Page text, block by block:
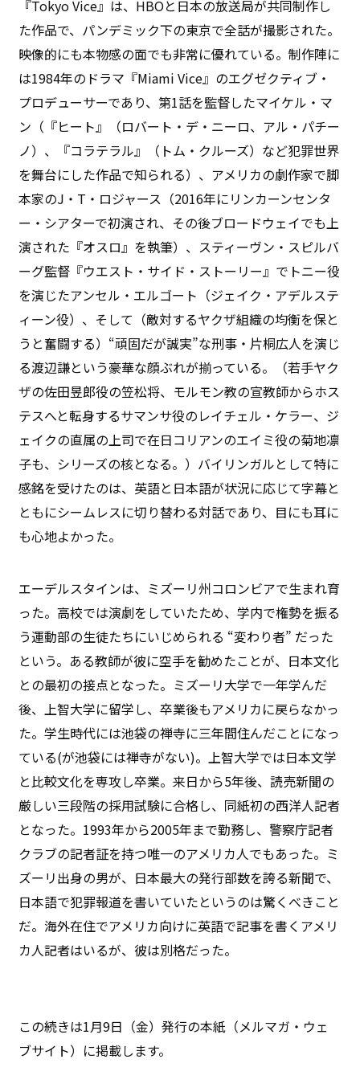
『Tokyo Vice』は、HBOと日本の放送局が共同制作し
た作品で、パンデミック下の東京で全話が撮影された。
映像的にも本物感の面でも非常に優れている。制作陣に
は1984年のドラマ『Miami Vice』のエグゼクティブ・
プロデューサーであり、第1話を監督したマイケル・マ
ン（『ヒート』（ロバート・デ・ニーロ、アル・パチー
ノ）、『コラテラル』（トム・クルーズ）など犯罪世界
を舞台にした作品で知られる）、アメリカの劇作家で脚
本家のJ・T・ロジャース（2016年にリンカーンセンタ
ー・シアターで初演され、その後ブロードウェイでも上
演された『オスロ』を執筆）、スティーヴン・スピルバ
ーグ監督『ウエスト・サイド・ストーリー』でトニー役
を演じたアンセル・エルゴート（ジェイク・アデルステ
ィーン役）、そして（敵対するヤクザ組織の均衡を保と
うと奮闘する）“頑固だが誠実”な刑事・片桐広人を演じ
る渡辺謙という豪華な顔ぶれが揃っている。（若手ヤク
ザの佐田昱郎役の笠松将、モルモン教の宣教師からホス
テスへと転身するサマンサ役のレイチェル・ケラー、ジ
ェイクの直属の上司で在日コリアンのエイミ役の菊地凛
子も、シリーズの核となる。）バイリンガルとして特に
感銘を受けたのは、英語と日本語が状況に応じて字幕と
ともにシームレスに切り替わる対話であり、目にも耳に
も心地よかった。
エーデルスタインは、ミズーリ州コロンビアで生まれ育
った。高校では演劇をしていたため、学内で権勢を振る
う運動部の生徒たちにいじめられる “変わり者” だった
という。ある教師が彼に空手を勧めたことが、日本文化
との最初の接点となった。ミズーリ大学で一年学んだ
後、上智大学に留学し、卒業後もアメリカに戻らなかっ
た。学生時代には池袋の禅寺に三年間住んだことになっ
ている(が池袋には禅寺がない)。上智大学では日本文学
と比較文化を専攻し卒業。来日から5年後、読売新聞の
厳しい三段階の採用試験に合格し、同紙初の西洋人記者
となった。1993年から2005年まで勤務し、警察庁記者
クラブの記者証を持つ唯一のアメリカ人でもあった。ミ
ズーリ出身の男が、日本最大の発行部数を誇る新聞で、
日本語で犯罪報道を書いていたというのは驚くべきこと
だ。海外在住でアメリカ向けに英語で記事を書くアメリ
カ人記者はいるが、彼は別格だった。
この続きは1月9日（金）発行の本紙（メルマガ・ウェ
ブサイト）に掲載します。